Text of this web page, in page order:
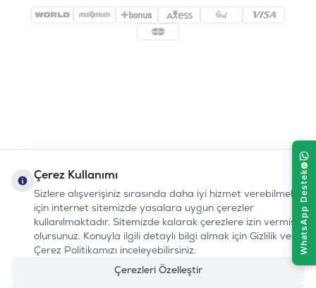
Çerez Kullanımı
Sizlere alışverişiniz sırasında daha iyi hizmet verebilmek
için internet sitemizde yasalara uygun çerezler
kullanılmaktadır. Sitemizde kalarak çerezlere izin vermiş
olursunuz. Konuyla ilgili detaylı bilgi almak için Gizlilik ve
Çerez Politikamızı inceleyebilirsiniz.
Çerezleri Özelleştir